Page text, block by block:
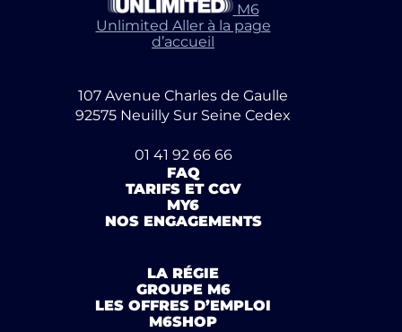
M6
Unlimited Aller à la page
d’accueil
107 Avenue Charles de Gaulle
92575 Neuilly Sur Seine Cedex
01 41 92 66 66
FAQ
TARIFS ET CGV
MY6
NOS ENGAGEMENTS
LA RÉGIE
GROUPE M6
LES OFFRES D’EMPLOI
M6SHOP